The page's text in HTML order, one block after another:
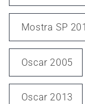
Mostra SP
Oscar 2005
Oscar 2013